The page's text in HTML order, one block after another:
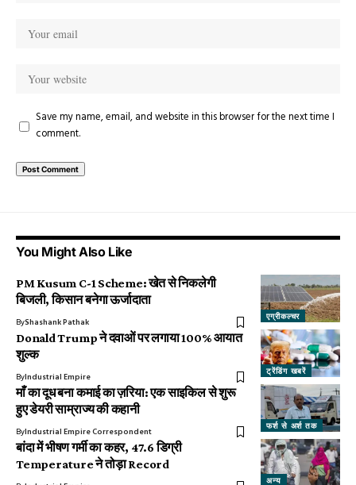
Save my name, email, and website in this browser for the next time I
comment.
You Might Also Like
एग्रीकल्चर
PM Kusum C-1 Scheme: खेत से निकलेगी
बिजली, किसान बनेगा ऊर्जादाता
ByShashank Pathak
ट्रेंडिंग खबरें
Donald Trump ने दवाओं पर लगाया 100% आयात
शुल्क
ByIndustrial Empire
फर्श से अर्श तक
माँ का दूध बना कमाई का ज़रिया: एक साइकिल से शुरू
हुए डेयरी साम्राज्य की कहानी
ByIndustrial Empire Correspondent
अन्य
बांदा में भीषण गर्मी का कहर, 47.6 डिग्री
Temperature ने तोड़ा Record